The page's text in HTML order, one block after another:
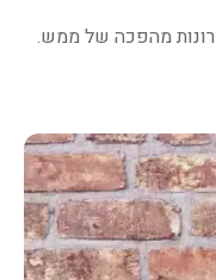
מהפכה של ממש.